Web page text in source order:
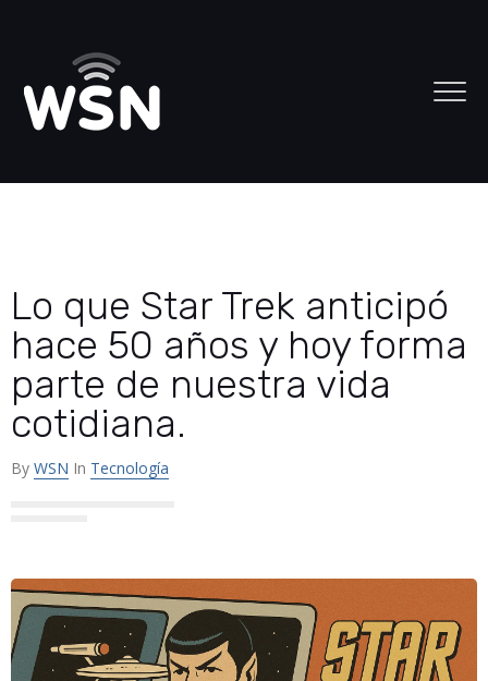
Lo que Star Trek anticipó
hace 50 años y hoy forma
parte de nuestra vida
cotidiana.
By WSN In Tecnología